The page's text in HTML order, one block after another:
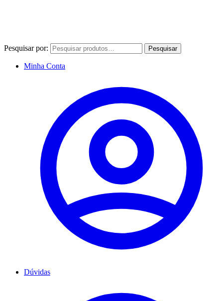
Pesquisar por: Pesquisar
Minha Conta
Dúvidas